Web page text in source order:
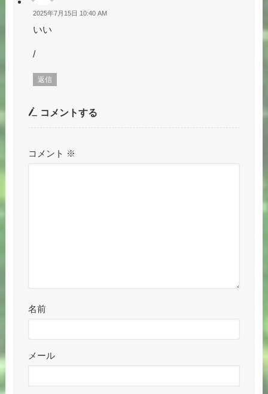
2025年7月15日 10:40 AM
いい
/
返信
コメントする
コメント ※
名前
メール